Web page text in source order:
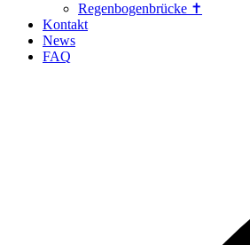
Regenbogenbrücke ✝
Kontakt
News
FAQ